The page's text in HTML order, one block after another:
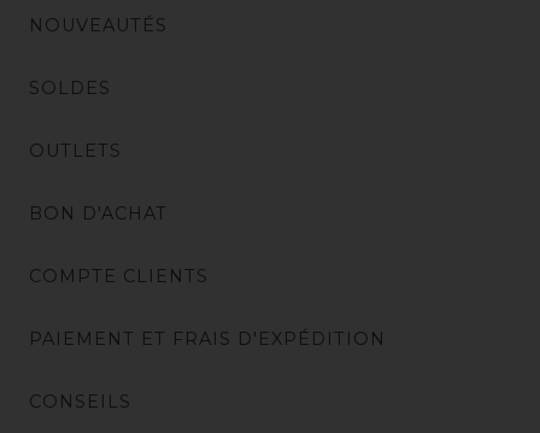
NOUVEAUTÉS
SOLDES
OUTLETS
BON D'ACHAT
COMPTE CLIENTS
PAIEMENT ET FRAIS D'EXPÉDITION
CONSEILS